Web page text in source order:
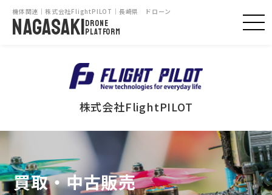
機体関連｜株式会社FlightPILOT｜長崎県 ドローン
NAGASAKIDRONE
PLATFORM
株式会社FlightPILOT
買取・中古販売